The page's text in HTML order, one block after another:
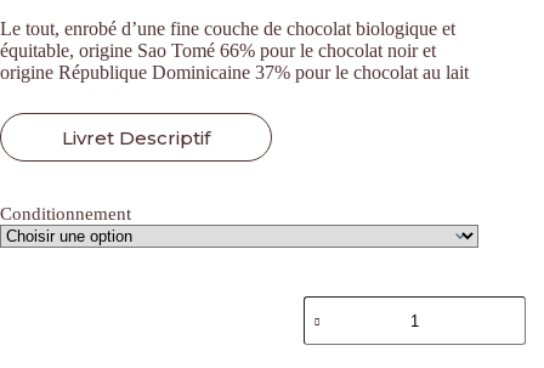
Le tout, enrobé d’une fine couche de chocolat biologique et
équitable, origine Sao Tomé 66% pour le chocolat noir et
origine République Dominicaine 37% pour le chocolat au lait
Livret Descriptif
Conditionnement
quantité
de
COFFRET